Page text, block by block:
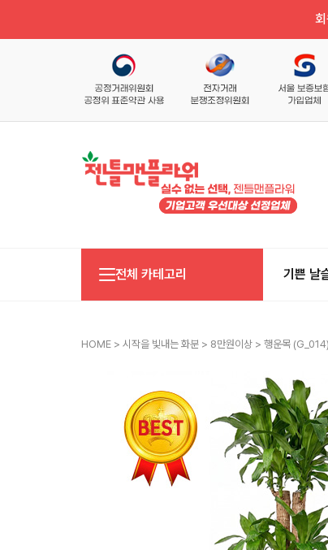
전체 카테고리 기쁜 날
HOME > 시작을 빛내는 화분 > 8만원이상 > 행운목 (g_014)